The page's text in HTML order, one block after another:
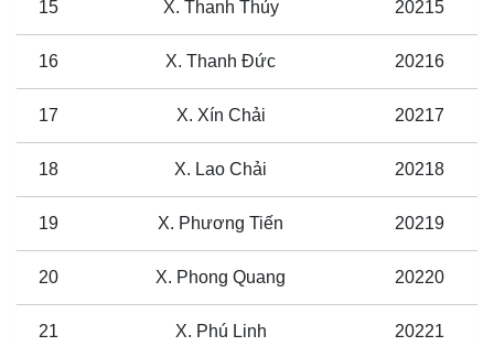
15 X. Thanh Thủy 20215
16 X. Thanh Đức 20216
17 X. Xín Chải 20217
18 X. Lao Chải 20218
19 X. Phương Tiến 20219
20 X. Phong Quang 20220
21 X. Phú Linh 20221